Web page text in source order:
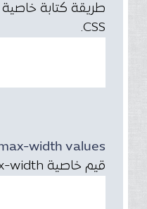
CSS.
width values
قيم خاصية max-width في لغة CSS.